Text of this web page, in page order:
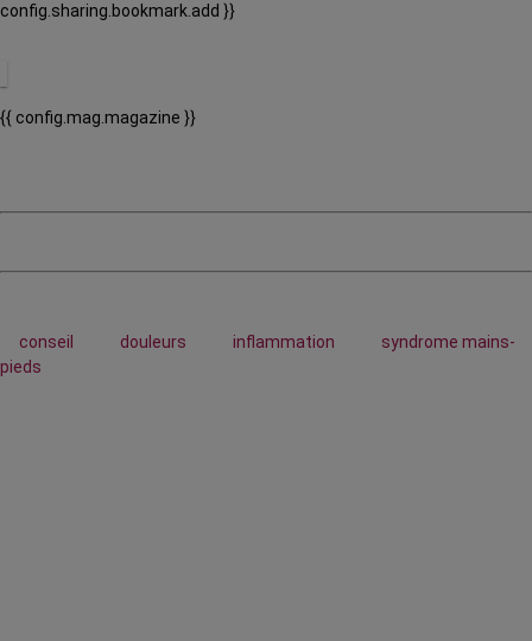
config.sharing.bookmark.add }}
{{ config.mag.magazine }}
conseil douleurs inflammation
syndrome mains-
pieds